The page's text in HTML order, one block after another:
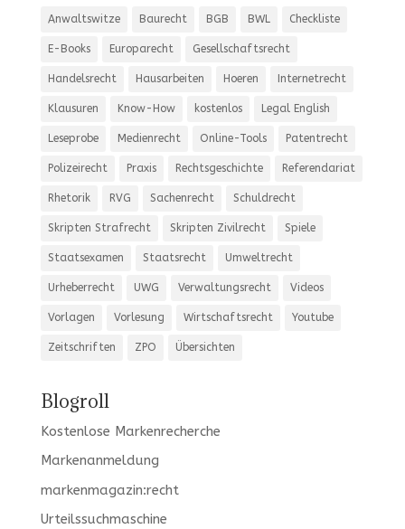
Anwaltswitze Baurecht BGB BWL Checkliste
E-Books Europarecht Gesellschaftsrecht
Handelsrecht Hausarbeiten Hoeren Internetrecht
Klausuren Know-How kostenlos Legal English
Leseprobe Medienrecht Online-Tools Patentrecht
Polizeirecht Praxis Rechtsgeschichte Referendariat
Rhetorik RVG Sachenrecht Schuldrecht
Skripten Strafrecht Skripten Zivilrecht Spiele
Staatsexamen Staatsrecht Umweltrecht
Urheberrecht UWG Verwaltungsrecht Videos
Vorlagen Vorlesung Wirtschaftsrecht Youtube
Zeitschriften ZPO Übersichten
Blogroll
Kostenlose Markenrecherche
Markenanmeldung
markenmagazin:recht
Urteilssuchmaschine